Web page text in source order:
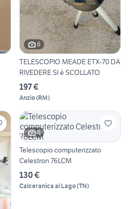
6
TELESCOPIO MEADE ETX-70 DA
RIVEDERE SI è SCOLLATO
197 €
Anzio(RM)
6
Telescopio computerizzato
Celestron 76LCM
130 €
Calceranica al Lago(TN)